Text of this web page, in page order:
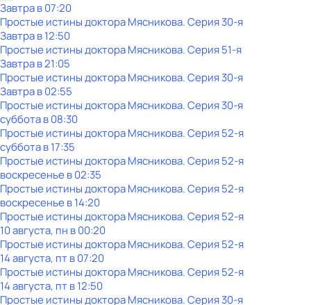
Завтра в 07:20
Простые истины доктора Мясникова. Серия 30-я
Завтра в 12:50
Простые истины доктора Мясникова. Серия 51-я
Завтра в 21:05
Простые истины доктора Мясникова. Серия 30-я
Завтра в 02:55
Простые истины доктора Мясникова. Серия 30-я
субботав08:30
Простые истины доктора Мясникова. Серия 52-я
субботав17:35
Простые истины доктора Мясникова. Серия 52-я
воскресенье в02:35
Простые истины доктора Мясникова. Серия 52-я
воскресенье в14:20
Простые истины доктора Мясникова. Серия 52-я
10 августа, пн в 00:20
Простые истины доктора Мясникова. Серия 52-я
14 августа, пт в 07:20
Простые истины доктора Мясникова. Серия 52-я
14 августа, пт в 12:50
Простые истины доктора Мясникова. Серия 30-я